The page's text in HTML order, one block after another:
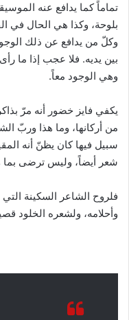
تماماً كما يدافع عنه
بلوحة، وكذا هي الحال في
وكلّ من يدافع عن ذلك
بين يديه. فلا عجب إذا ما
وهي الوجود معاً.
يكفي فايز خضور أنه مرّ
من أركانها، وما هذا وربّ
سبيل فيها كان يظنّ أنه
شعر أيضاً، وليس ترضى بما
فلروح الشاعر السكينة التي
وأحلامه، ولشعره الخلود